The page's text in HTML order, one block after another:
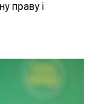
праву і